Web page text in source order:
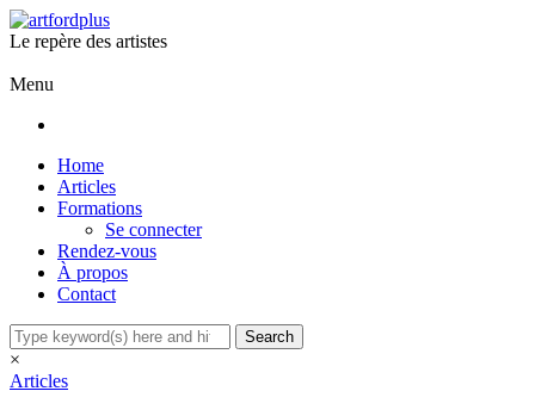
Le repère des artistes
Menu
Home
Articles
Formations
Se connecter
Rendez-vous
À propos
Contact
×
Articles